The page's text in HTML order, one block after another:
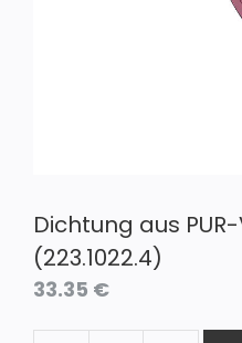
Dichtung aus
(223.1022.4)
33.35 €